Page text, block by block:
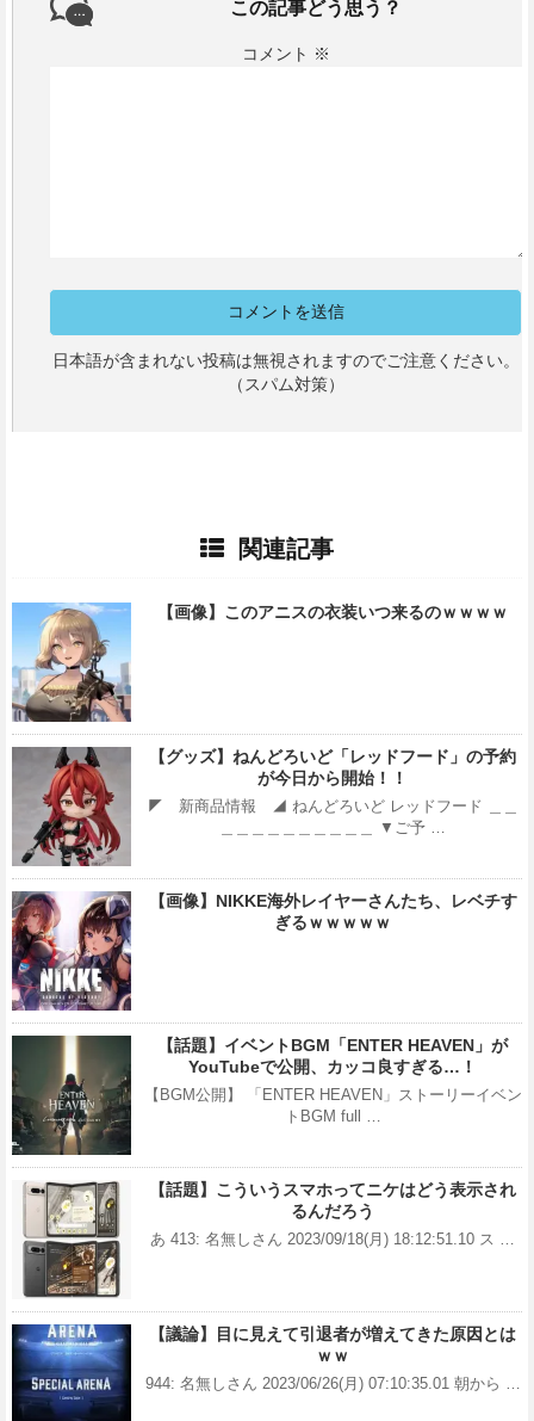
この記事どう思う？
コメント ※
日本語が含まれない投稿は無視されますのでご注意ください。
（スパム対策）
関連記事
【画像】このアニスの衣装いつ来るのｗｗｗｗ
【グッズ】ねんどろいど「レッドフード」の予約
が今日から開始！！
◤ 新商品情報 ◢ ねんどろいど レッドフード ＿＿
＿＿＿＿＿＿＿＿＿＿ ▼ご予 …
【画像】NIKKE海外レイヤーさんたち、レベチす
ぎるｗｗｗｗｗ
【話題】イベントBGM「ENTER HEAVEN」が
YouTubeで公開、カッコ良すぎる…！
【BGM公開】 「ENTER HEAVEN」ストーリーイベン
トBGM full …
【話題】こういうスマホってニケはどう表示され
るんだろう
あ 413: 名無しさん 2023/09/18(月) 18:12:51.10 ス …
【議論】目に見えて引退者が増えてきた原因とは
ｗｗ
944: 名無しさん 2023/06/26(月) 07:10:35.01 朝から …